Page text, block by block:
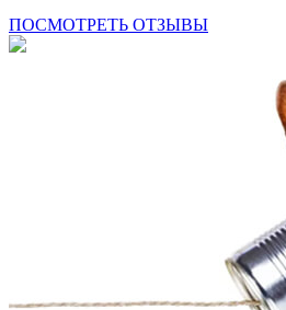
ПОСМОТРЕТЬ ОТЗЫВЫ